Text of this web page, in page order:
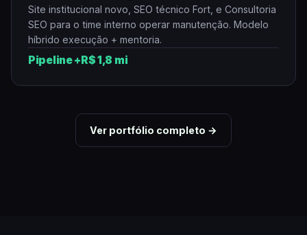
Site institucional novo, SEO técnico Fort, e Consultoria
SEO para o time interno operar manutenção. Modelo
híbrido execução + mentoria.
Pipeline +R$ 1,8 mi
Ver portfólio completo →